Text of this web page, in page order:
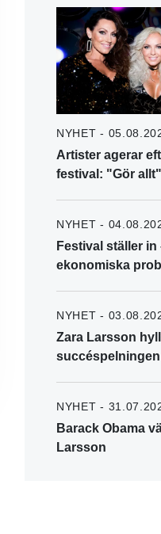
NYHET -
Artister agerar
festival: "Gör allt"
NYHET -
Festival ställer in
ekonomiska
NYHET -
Zara Larsson
succéspelningen
NYHET -
Barack Obama
Larsson